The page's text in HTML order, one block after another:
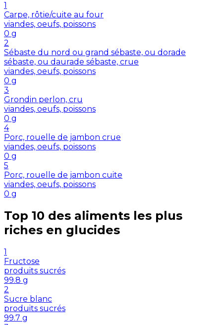
1
Carpe, rôtie/cuite au four
viandes, oeufs, poissons
0 g
2
Sébaste du nord ou grand sébaste, ou dorade
sébaste, ou daurade sébaste, crue
viandes, oeufs, poissons
0 g
3
Grondin perlon, cru
viandes, oeufs, poissons
0 g
4
Porc, rouelle de jambon crue
viandes, oeufs, poissons
0 g
5
Porc, rouelle de jambon cuite
viandes, oeufs, poissons
0 g
Top 10 des aliments les plus
riches en glucides
1
Fructose
produits sucrés
99.8 g
2
Sucre blanc
produits sucrés
99.7 g